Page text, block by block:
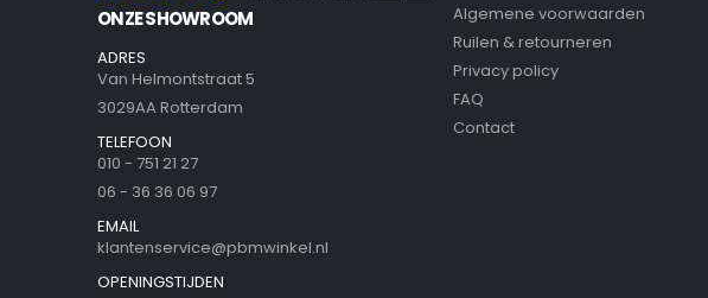
ONZE SHOWROOM
ADRES
Van Helmontstraat 5
3029AA Rotterdam
TELEFOON
010 - 751 21 27
06 - 36 36 06 97
EMAIL
klantenservice@pbmwinkel.nl
OPENINGSTIJDEN
Algemene voorwaarden
Ruilen & retourneren
Privacy policy
FAQ
Contact